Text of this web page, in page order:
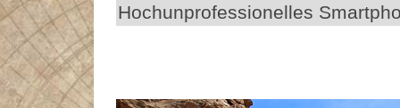
Hochunprofessionelles